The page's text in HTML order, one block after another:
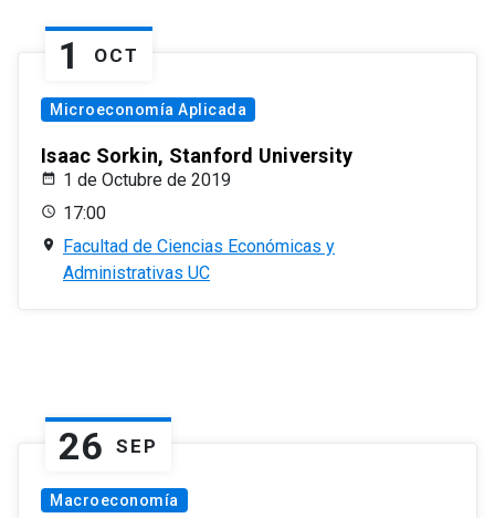
1 OCT
Microeconomía Aplicada
Isaac Sorkin, Stanford University
1 de Octubre de 2019
17:00
Facultad de Ciencias Económicas y
Administrativas UC
26 SEP
Macroeconomía